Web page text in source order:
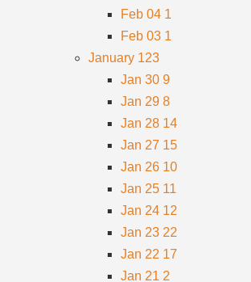
Feb 04 1
Feb 03 1
January 123
Jan 309
Jan 298
Jan 28 14
Jan 27 15
Jan 26 10
Jan 25 11
Jan 24 12
Jan 23 22
Jan 22 17
Jan 21 2